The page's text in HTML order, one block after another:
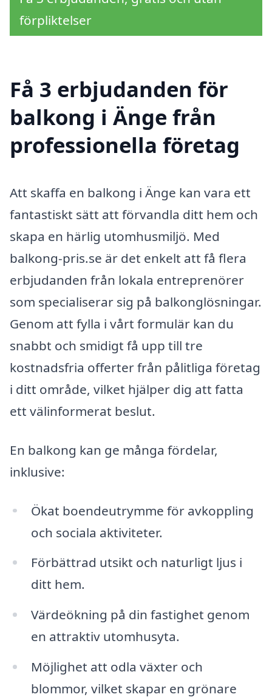
förpliktelser
Få 3 erbjudanden för
balkong i Änge från
professionella företag
Att skaffa en balkong i Änge kan vara ett
fantastiskt sätt att förvandla ditt hem och
skapa en härlig utomhusmiljö. Med
balkong-pris.se är det enkelt att få flera
erbjudanden från lokala entreprenörer
som specialiserar sig på balkonglösningar.
Genom att fylla i vårt formulär kan du
snabbt och smidigt få upp till tre
kostnadsfria offerter från pålitliga företag
i ditt område, vilket hjälper dig att fatta
ett välinformerat beslut.
En balkong kan ge många fördelar,
inklusive:
Ökat boendeutrymme för avkoppling
och sociala aktiviteter.
Förbättrad utsikt och naturligt ljus i
ditt hem.
Värdeökning på din fastighet genom
en attraktiv utomhusyta.
Möjlighet att odla växter och
blommor, vilket skapar en grönare